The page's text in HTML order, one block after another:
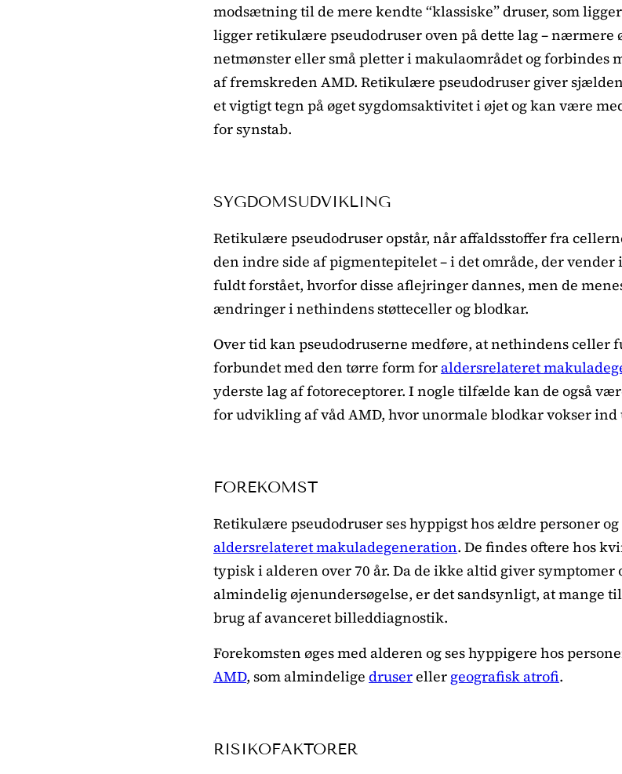
modsætning til de mere kendte “klassiske” druser, som
ligger retikulære pseudodruser oven på dette lag – nærmere
netmønster eller små pletter i makulaområdet og forbindes
af fremskreden AMD. Retikulære pseudodruser giver
et vigtigt tegn på øget sygdomsaktivitet i øjet og kan være
for synstab.
SYGDOMSUDVIKLING
Retikulære pseudodruser opstår, når affaldsstoffer fra
den indre side af pigmentepitelet – i det område, der vender
fuldt forstået, hvorfor disse aflejringer dannes, men de
ændringer i nethindens støtteceller og blodkar.
Over tid kan pseudodruserne medføre, at nethindens celler
forbundet med den tørre form foraldersrelateret
yderste lag af fotoreceptorer. I nogle tilfælde kan de også
for udvikling af våd AMD, hvor unormale blodkar vokser ind
FOREKOMST
Retikulære pseudodruser ses hyppigst hos ældre personer
aldersrelateret makuladegeneration. De findes oftere hos
typisk i alderen over 70 år. Da de ikke altid giver symptomer
almindelig øjenundersøgelse, er det sandsynligt, at mange
brug af avanceret billeddiagnostik.
Forekomsten øges med alderen og ses hyppigere hos
AMD, som almindelige drusereller geografisk atrofi.
RISIKOFAKTORER